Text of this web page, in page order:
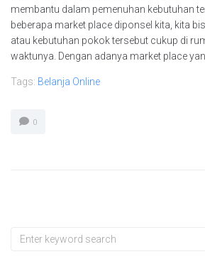
membantu dalam pemenuhan kebutuhan
beberapa market place diponsel kita, kita
atau kebutuhan pokok tersebut cukup di
waktunya. Dengan adanya market place
Tags: Belanja Online
0